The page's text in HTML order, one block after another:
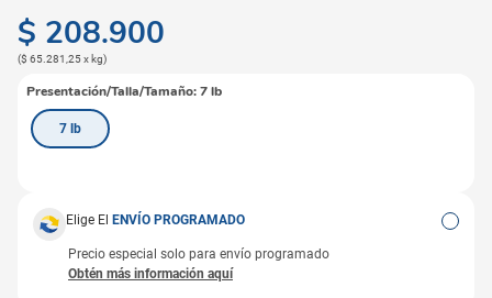
$ 208.900
($ 65.281,25x kg)
Presentación/Talla/Tamaño:7 lb
7 lb
Elige El ENVÍO PROGRAMADO
Precio especial solo para envío programado